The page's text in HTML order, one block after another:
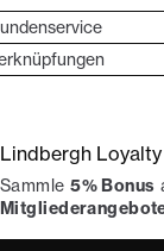
widerrufen
Lindbergh-
Lindbergh Loyalty
Sammle5% Bonus